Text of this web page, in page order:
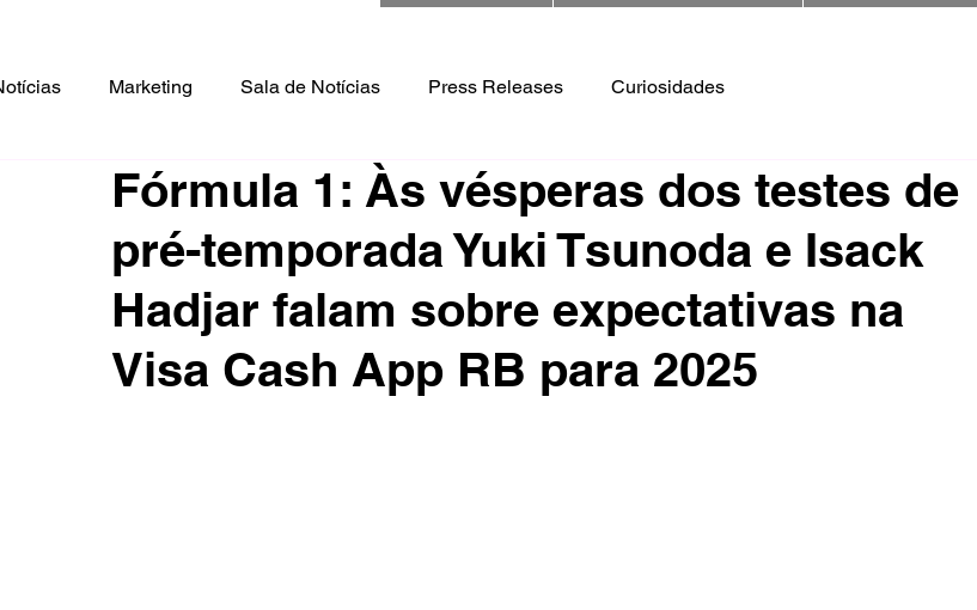
Marketing Sala de Notícias Press Releases Curiosidades
Fórmula 1: Às vésperas dos testes de
pré-temporada Yuki Tsunoda e Isack
Hadjar falam sobre expectativas na
Visa Cash App RB para 2025